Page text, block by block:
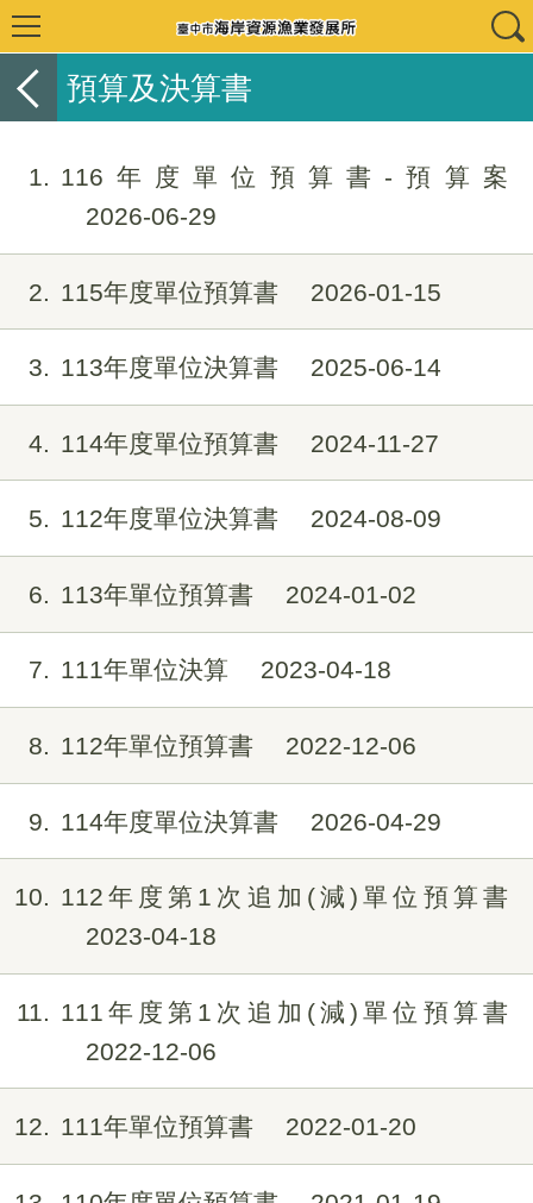
預算及決算書
1
116年度單位預算書-預算案
2026-06-29
2 115年度單位預算書 2026-01-15
3 113年度單位決算書 2025-06-14
4 114年度單位預算書 2024-11-27
5 112年度單位決算書 2024-08-09
6 113年單位預算書 2024-01-02
7 111年單位決算 2023-04-18
8 112年單位預算書 2022-12-06
9 114年度單位決算書 2026-04-29
10
112年度第1次追加(減)單位預算書
2023-04-18
11
111年度第1次追加(減)單位預算書
2022-12-06
12 111年單位預算書 2022-01-20